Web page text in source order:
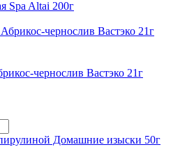
Spa Altai 200г
чернослив Вастэко 21г